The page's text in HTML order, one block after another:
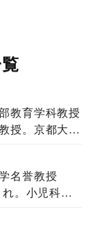
教育学科教授
授。京都大学
名誉教授
。小児科